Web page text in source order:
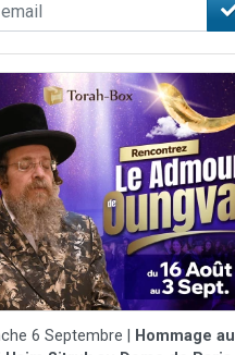
6 Septembre |
Hommage au